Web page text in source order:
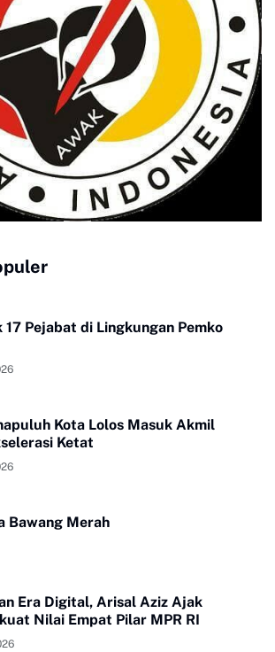
Pejabat di Lingkungan Pemko
Kota Lolos Masuk Akmil
Ketat
Bawang Merah
Era Digital, Arisal Aziz Ajak
Nilai Empat Pilar MPR RI